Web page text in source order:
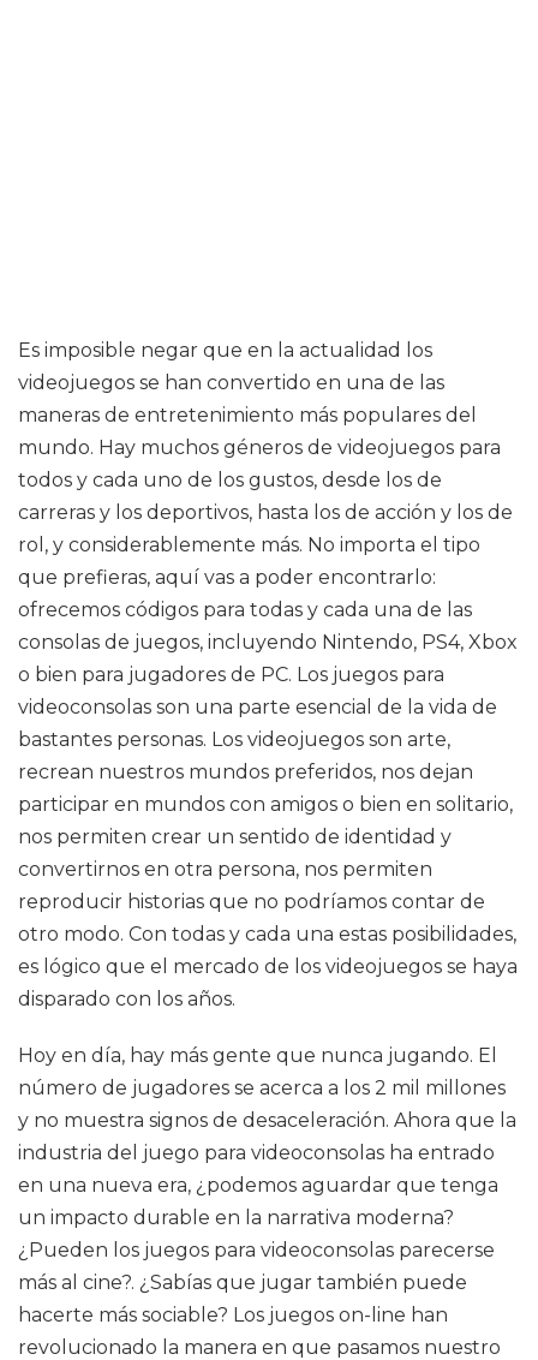
Es imposible negar que en la actualidad los
videojuegos se han convertido en una de las
maneras de entretenimiento más populares del
mundo. Hay muchos géneros de videojuegos para
todos y cada uno de los gustos, desde los de
carreras y los deportivos, hasta los de acción y los de
rol, y considerablemente más. No importa el tipo
que prefieras, aquí vas a poder encontrarlo:
ofrecemos códigos para todas y cada una de las
consolas de juegos, incluyendo Nintendo, PS4, Xbox
o bien para jugadores de PC. Los juegos para
videoconsolas son una parte esencial de la vida de
bastantes personas. Los videojuegos son arte,
recrean nuestros mundos preferidos, nos dejan
participar en mundos con amigos o bien en solitario,
nos permiten crear un sentido de identidad y
convertirnos en otra persona, nos permiten
reproducir historias que no podríamos contar de
otro modo. Con todas y cada una estas posibilidades,
es lógico que el mercado de los videojuegos se haya
disparado con los años.
Hoy en día, hay más gente que nunca jugando. El
número de jugadores se acerca a los 2 mil millones
y no muestra signos de desaceleración. Ahora que la
industria del juego para videoconsolas ha entrado
en una nueva era, ¿podemos aguardar que tenga
un impacto durable en la narrativa moderna?
¿Pueden los juegos para videoconsolas parecerse
más al cine?. ¿Sabías que jugar también puede
hacerte más sociable? Los juegos on-line han
revolucionado la manera en que pasamos nuestro